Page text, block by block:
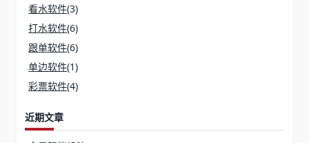
看水软件(3)
打水软件(6)
跟单软件(6)
单边软件(1)
彩票软件(4)
近期文章